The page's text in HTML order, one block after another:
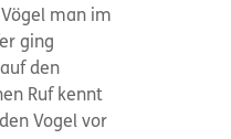
man im
ging
den
Ruf kennt
Vogel vor